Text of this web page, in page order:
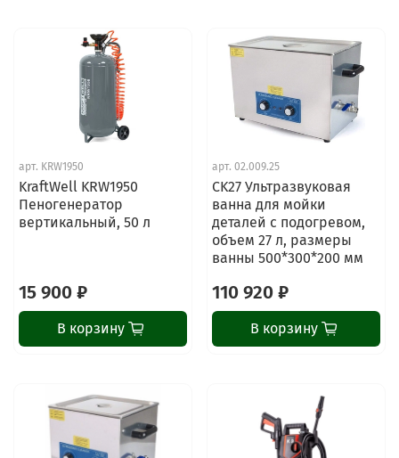
арт. KRW1950
KraftWell KRW1950
Пеногенератор
вертикальный, 50 л
15 900 ₽
В корзину
арт. 02.009.25
CK27 Ультразвуковая
ванна для мойки
деталей с подогревом,
объем 27 л, размеры
ванны 500*300*200 мм
110 920 ₽
В корзину